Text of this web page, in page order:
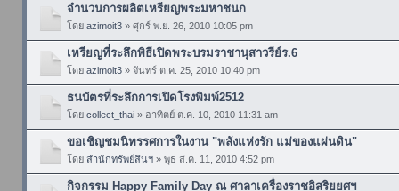
จำนวนการผลิตเหรียญพระมหาชนก
โดย azimoit3» ศุกร์ พ.ย. 26, 2010 10:05 pm
เหรียญที่ระลึกพิธีเปิดพระบรมราชานุสาวรีย์ร.6
โดย azimoit3» จันทร์ ต.ค. 25, 2010 10:40 pm
ธนบัตรที่ระลึกการเปิดโรงพิมพ์2512
โดย collect_thai» อาทิตย์ ต.ค. 10, 2010 11:31 am
ขอเชิญชมนิทรรศการในงาน "พลังแห่งรัก แม่ของแผ่นดิน"
โดย สำนักทรัพย์สินฯ» พุธ ส.ค. 11, 2010 4:52 pm
กิจกรรม Happy Family Day ณ ศาลาเครื่องราชอิสริยยศฯ